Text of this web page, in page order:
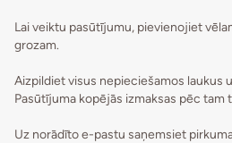
Lai veiktu pasūtījumu, pievienojiet
grozam.
Aizpildiet visus nepieciešamos laukus
Pasūtījuma kopējās izmaksas pēc tam
Uz norādīto e-pastu saņemsiet